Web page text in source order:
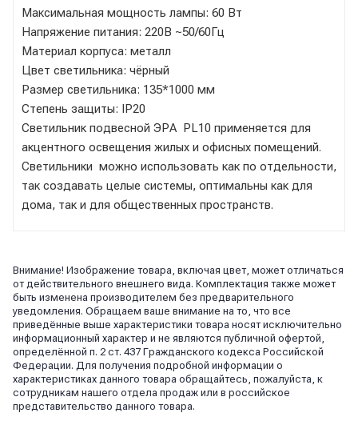
Максимальная мощность лампы: 60 Вт
Напряжение питания: 220В ~50/60Гц
Материал корпуса: металл
Цвет светильника: чёрный
Размер светильника: 135*1000 мм
Степень защиты: IP20
Светильник подвесной ЭРА PL10 применяется для
акцентного освещения жилых и офисных помещений.
Светильники можно использовать как по отдельности,
так создавать целые системы, оптимальны как для
дома, так и для общественных пространств.
Внимание! Изображение товара, включая цвет, может отличаться
от действительного внешнего вида. Комплектация также может
быть изменена производителем без предварительного
уведомления. Обращаем ваше внимание на то, что все
приведённые выше характеристики товара носят исключительно
информационный характер и не являются публичной офертой,
определённой п. 2 ст. 437 Гражданского кодекса Российской
Федерации. Для получения подробной информации о
характеристиках данного товара обращайтесь, пожалуйста, к
сотрудникам нашего отдела продаж или в российское
представительство данного товара.